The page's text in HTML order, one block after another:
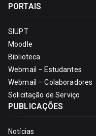
PORTAIS
SIUPT
Moodle
Biblioteca
Webmail – Estudantes
Webmail – Colaboradores
Solicitação de Serviço
PUBLICAÇÕES
Notícias